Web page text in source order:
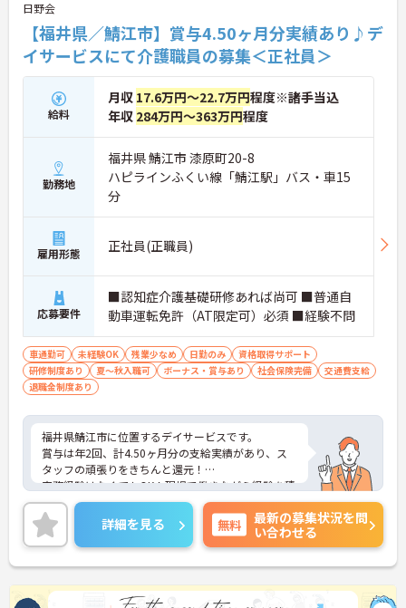
日野会
【福井県／鯖江市】賞与4.50ヶ月分実績あり♪デ
イサービスにて介護職員の募集＜正社員＞
給料
月収 17.6万円～22.7万円程度※諸手当込
年収 284万円～363万円程度
勤務地
福井県 鯖江市 漆原町20-8
ハピラインふくい線「鯖江駅」バス・車15
分
雇用形態 正社員(正職員)
応募要件
■認知症介護基礎研修あれば尚可 ■普通自
動車運転免許（AT限定可）必須 ■経験不問
車通勤可 未経験OK 残業少なめ 日勤のみ
資格取得サポート
研修制度あり
夏～秋入職可 ボーナス・賞与あり 社会保険完備
交通費支給
退職金制度あり
福井県鯖江市に位置するデイサービスです。
賞与は年2回、計4.50ヶ月分の支給実績があり、ス
タッフの頑張りをきちんと還元！
実務経験はなくてもOK！現場で働きながら経験を積
んでいくことができます。
ご興味をお持ちの方はお気軽にお問い合わせくださ
い。
詳細を見る 無料
最新の募集状況を問
い合わせる